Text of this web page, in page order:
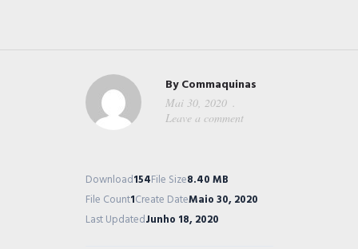
ByCommaquinas
Mai 30, 2020
Leave a comment
Download154File Size8.40 MB
File Count1Create DateMaio 30, 2020
Last UpdatedJunho 18, 2020